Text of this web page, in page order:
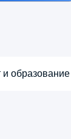
образование